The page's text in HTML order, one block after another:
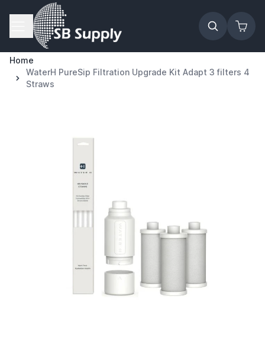
Ga naar de inhoud
Home
WaterH PureSip Filtration Upgrade Kit Adapt 3 filters 4
Straws